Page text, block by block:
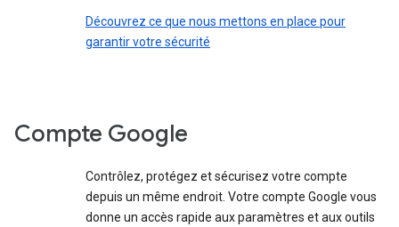
Découvrez ce que nous mettons en place pour
garantir votre sécurité
Compte Google
Contrôlez, protégez et sécurisez votre compte
depuis un même endroit. Votre compte Google vous
donne un accès rapide aux paramètres et aux outils